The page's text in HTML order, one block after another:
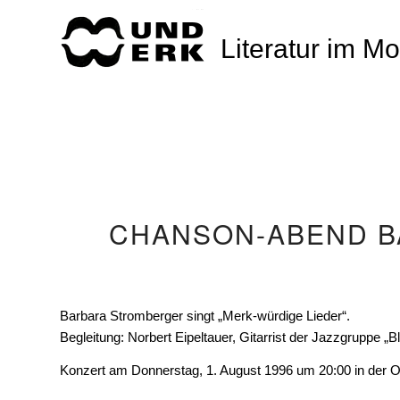
Literatur im
CHANSON-ABEND
Barbara Stromberger singt „Merk-würdige Lieder“.
Begleitung: Norbert Eipeltauer, Gitarrist der Jazzgruppe
Konzert am Donnerstag, 1. August 1996 um 20:00 in der